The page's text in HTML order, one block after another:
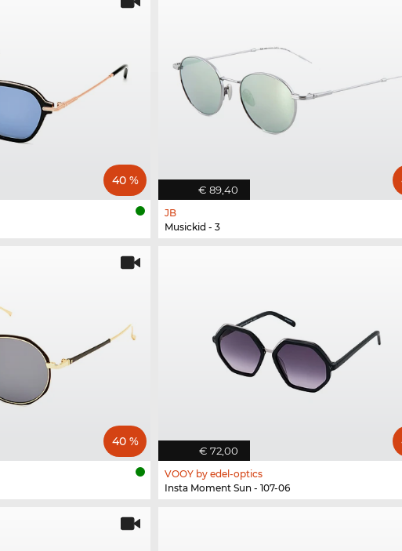
40 %
€ 89,40
JB
Musickid - 3
40 %
€ 72,00
VOOY by edel-optics
Insta Moment Sun - 107-06